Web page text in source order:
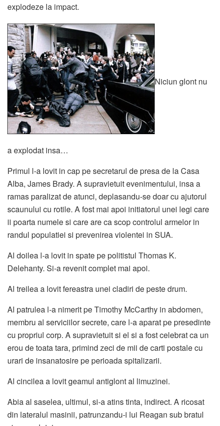
explodeze la impact.
Niciun glont nu
a explodat insa…
Primul l-a lovit in cap pe secretarul de presa de la Casa
Alba, James Brady. A supravietuit evenimentului, insa a
ramas paralizat de atunci, deplasandu-se doar cu ajutorul
scaunului cu rotile. A fost mai apoi initiatorul unei legi care
ii poarta numele si care are ca scop controlul armelor in
randul populatiei si prevenirea violentei in SUA.
Al doilea l-a lovit in spate pe politistul Thomas K.
Delehanty. Si-a revenit complet mai apoi.
Al treilea a lovit fereastra unei cladiri de peste drum.
Al patrulea l-a nimerit pe Timothy McCarthy in abdomen,
membru al serviciilor secrete, care l-a aparat pe presedinte
cu propriul corp. A supravietuit si el si a fost celebrat ca un
erou de toata tara, primind zeci de mii de carti postale cu
urari de insanatosire pe perioada spitalizarii.
Al cincilea a lovit geamul antiglont al limuzinei.
Abia al saselea, ultimul, si-a atins tinta, indirect. A ricosat
din lateralul masinii, patrunzandu-i lui Reagan sub bratul